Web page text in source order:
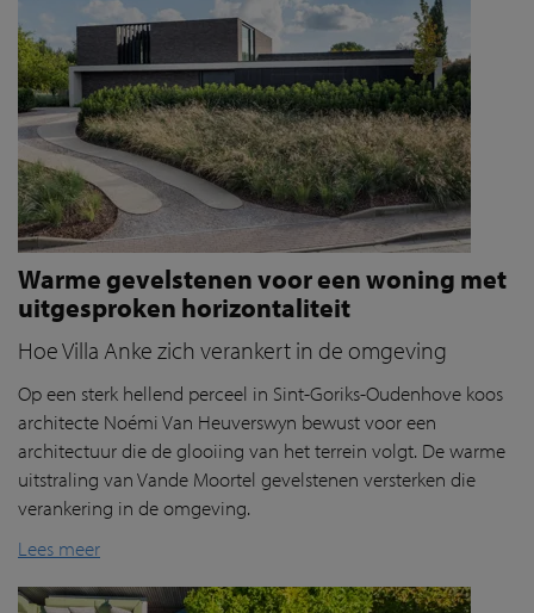
Warme gevelstenen voor een woning met
uitgesproken horizontaliteit
Hoe Villa Anke zich verankert in de omgeving
Op een sterk hellend perceel in Sint-Goriks-Oudenhove koos
architecte Noémi Van Heuverswyn bewust voor een
architectuur die de glooiing van het terrein volgt. De warme
uitstraling van Vande Moortel gevelstenen versterken die
verankering in de omgeving.
Lees meer